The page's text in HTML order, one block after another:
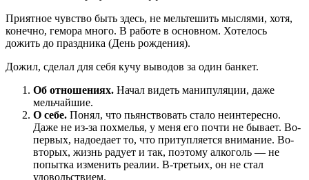
Приятное чувство быть здесь, не мельтешить мыслями, хотя,
конечно, гемора много. В работе в основном. Хотелось
дожить до праздника (День рождения).
Дожил, сделал для себя кучу выводов за один банкет.
Об отношениях. Начал видеть манипуляции, даже
мельчайшие.
О себе. Понял, что пьянствовать стало неинтересно.
Даже не из-за похмелья, у меня его почти не бывает. Во-
первых, надоедает то, что притупляется внимание. Во-
вторых, жизнь радует и так, поэтому алкоголь — не
попытка изменить реалии. В-третьих, он не стал
удовольствием.